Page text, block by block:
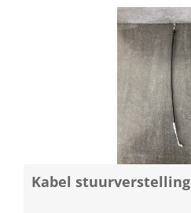
Kabel stuurverstelling